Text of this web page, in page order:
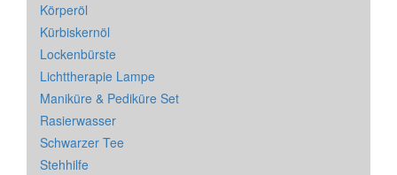
Körperöl
Kürbiskernöl
Lockenbürste
Lichttherapie Lampe
Maniküre & Pediküre Set
Rasierwasser
Schwarzer Tee
Stehhilfe